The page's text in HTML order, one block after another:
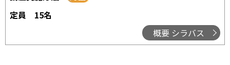
定員
15名
概要 シラバス